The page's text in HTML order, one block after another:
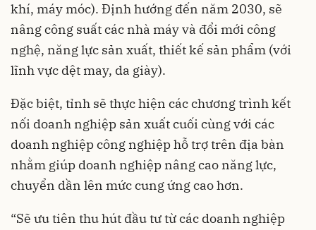
khí, máy móc). Định hướng đến năm 2030, sẽ
nâng công suất các nhà máy và đổi mới công
nghệ, năng lực sản xuất, thiết kế sản phẩm (với
lĩnh vực dệt may, da giày).
Đặc biệt, tỉnh sẽ thực hiện các chương trình kết
nối doanh nghiệp sản xuất cuối cùng với các
doanh nghiệp công nghiệp hỗ trợ trên địa bàn
nhằm giúp doanh nghiệp nâng cao năng lực,
chuyển dần lên mức cung ứng cao hơn.
“Sẽ ưu tiên thu hút đầu tư từ các doanh nghiệp